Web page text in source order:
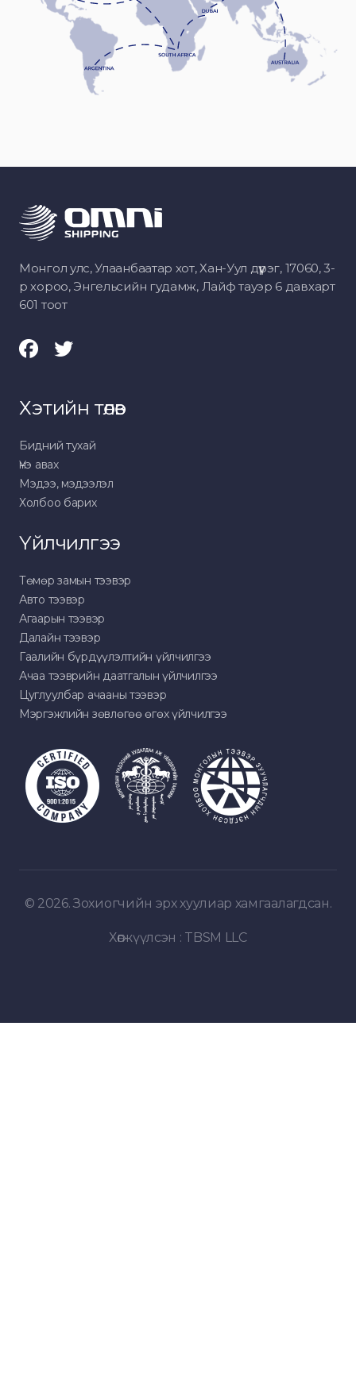
Монгол улс, Улаанбаатар хот, Хан-Уул дүүрэг, 17060, 3-
р хороо, Энгельсийн гудамж, Лайф тауэр 6 давхарт
601 тоот
Хэтийн төлөв
Бидний тухай
Үнэ авах
Мэдээ, мэдээлэл
Холбоо барих
Үйлчилгээ
Төмөр замын тээвэр
Авто тээвэр
Агаарын тээвэр
Далайн тээвэр
Гаалийн бүрдүүлэлтийн үйлчилгээ
Ачаа тээврийн даатгалын үйлчилгээ
Цуглуулбар ачааны тээвэр
Мэргэжлийн зөвлөгөө өгөх үйлчилгээ
© 2026. Зохиогчийн эрх хуулиар хамгаалагдсан.
Хөгжүүлсэн : TBSM LLC